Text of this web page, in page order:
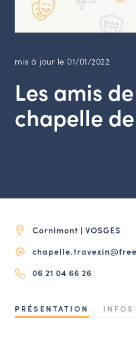
LES ACTIONS
CONTACT
Agenda
Annuaire
Ressources
OUTILS EN LIGNE
Espace
mis à jour le 01/01/2022
Les amis
chapelle
Cornimont | VOSGES
06 21 04 66 26
PRÉSENTATION